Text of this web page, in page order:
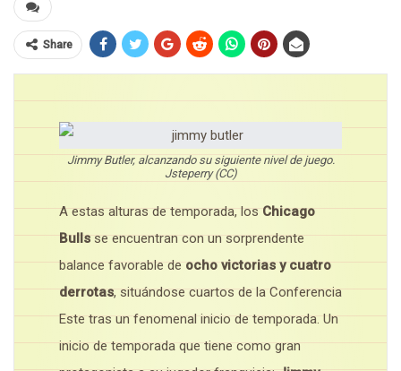
Share
Jimmy Butler, alcanzando su siguiente nivel de juego.
Jsteperry (CC)
A estas alturas de temporada, los Chicago
Bullsse encuentran con un sorprendente
balance favorable de ocho victorias y cuatro
derrotas, situándose cuartos de la Conferencia
Este tras un fenomenal inicio de temporada. Un
inicio de temporada que tiene como gran